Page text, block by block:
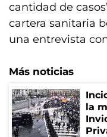
cantidad de
cartera sanitaria
una entrevista
Más noticias
la